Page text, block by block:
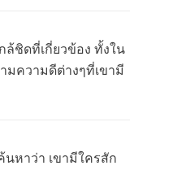
ชิดที่เกี่ยวข้อง ทั้งใน
มความดีต่างๆที่เขามี
นหาว่า เขามีใครสัก